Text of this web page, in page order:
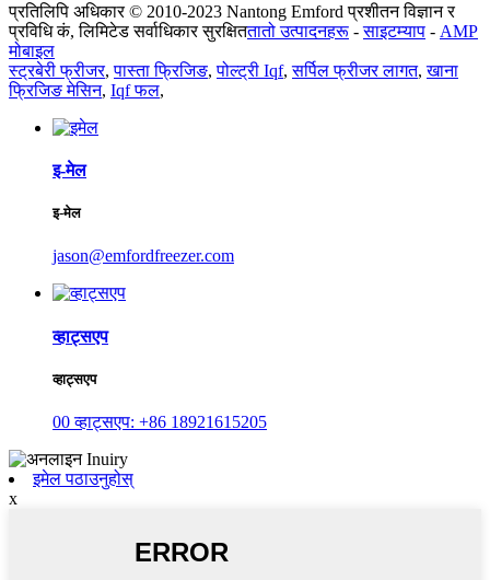
प्रतिलिपि अधिकार © 2010-2023 Nantong Emford प्रशीतन विज्ञान र
प्रविधि कं, लिमिटेड सर्वाधिकार सुरक्षिततातो उत्पादनहरू -साइटम्याप - AMP
मोबाइल
स्ट्रबेरी फ्रीजर,पास्ता फ्रिजिङ,पोल्ट्री Iqf,सर्पिल फ्रीजर लागत,खाना
फ्रिजिङ मेसिन, Iqf फल,
इ-मेल
इ-मेल
jason@emfordfreezer.com
व्हाट्सएप
व्हाट्सएप
00 व्हाट्सएप: +86 18921615205
इमेल पठाउनुहोस्
x